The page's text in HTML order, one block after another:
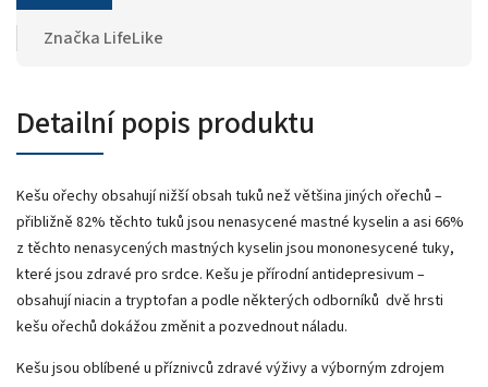
Značka LifeLike
Detailní popis produktu
Kešu ořechy obsahují nižší obsah tuků než většina jiných ořechů –
přibližně 82% těchto tuků jsou nenasycené mastné kyselin a asi 66%
z těchto nenasycených mastných kyselin jsou mononesycené tuky,
které jsou zdravé pro srdce. Kešu je přírodní antidepresivum –
obsahují niacin a tryptofan a podle některých odborníků dvě hrsti
kešu ořechů dokážou změnit a pozvednout náladu.
Kešu jsou oblíbené u příznivců zdravé výživy a výborným zdrojem